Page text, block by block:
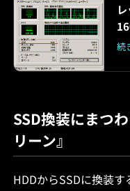
続
SSD換装にまつ
リーン』
HDDからSSDに換装